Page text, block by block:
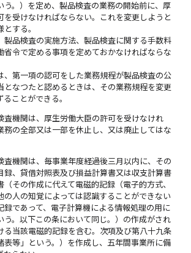
う。）を定め、製品検査の業務の開始前に、厚
を受けなければならない。これを変更しようと
する。
製品検査の実施方法、製品検査に関する手数料
省令で定める事項を定めておかなければならな
、第一項の認可をした業務規程が製品検査の公
となつたと認めるときは、その業務規程を変更
ことができる。
査機関は、厚生労働大臣の許可を受けなけれ
務の全部又は一部を休止し、又は廃止してはな
査機関は、毎事業年度経過後三月以内に、その
録、貸借対照表及び損益計算書又は収支計算書
（その作成に代えて電磁的記録（電子的方式、
の人の知覚によっては認識することができない
録であって、電子計算機による情報処理の用に
う。以下この条において同じ。）の作成がされ
る当該電磁的記録を含む。次項及び第八十九条
表等」という。）を作成し、五年間事業所に備